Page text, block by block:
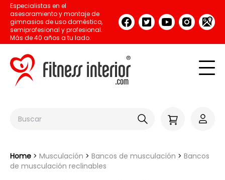
Especialistas en el
asesoramiento y montaje de
gimnasios de uso doméstico,
semiprofesional y profesional.
Más de 40 años a tu lado.
Home Musculación Bancos de musculación
Bancos
de musculación reclinables